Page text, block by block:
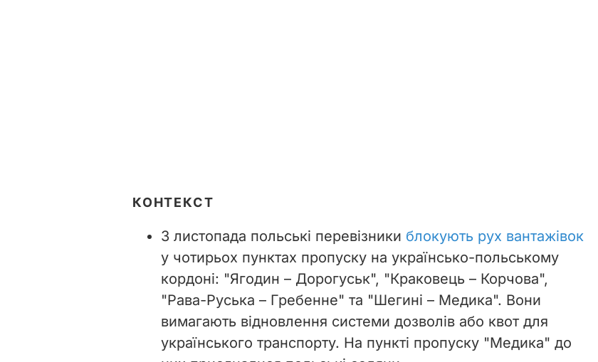
КОНТЕКСТ
З листопада польські перевізники блокують рух вантажівок
у чотирьох пунктах пропуску на українсько-польському
кордоні: "Ягодин – Дорогуськ", "Краковець – Корчова",
"Рава-Руська – Гребенне" та "Шегині – Медика". Вони
вимагають відновлення системи дозволів або квот для
українського транспорту. На пункті пропуску "Медика" до